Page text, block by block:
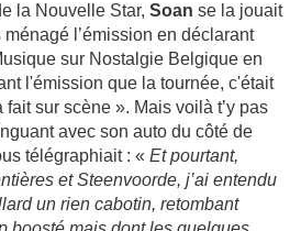
la Nouvelle Star, Soan se la jouait
ménagé l’émission en déclarant
sur Nostalgie Belgique en
l'émission que la tournée, c'était
sur scène ». Mais voilà t’y pas
avec son auto du côté de
télégraphiait : « Et pourtant,
et Steenvoorde, j’ai entendu
un rien cabotin, retombant